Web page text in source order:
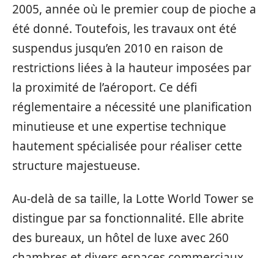
2005, année où le premier coup de pioche a
été donné. Toutefois, les travaux ont été
suspendus jusqu’en 2010 en raison de
restrictions liées à la hauteur imposées par
la proximité de l’aéroport. Ce défi
réglementaire a nécessité une planification
minutieuse et une expertise technique
hautement spécialisée pour réaliser cette
structure majestueuse.
Au-delà de sa taille, la Lotte World Tower se
distingue par sa fonctionnalité. Elle abrite
des bureaux, un hôtel de luxe avec 260